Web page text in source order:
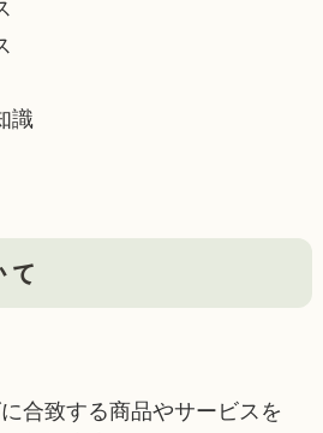
識
合致する商品やサービスを